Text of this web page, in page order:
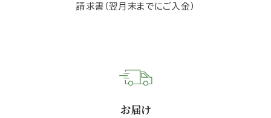
請求書（翌月末までにご入金）
お届け